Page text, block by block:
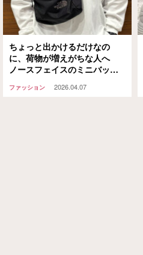
ちょっと出かけるだけなの
に、荷物が増えがちな人へ
ノースフェイスのミニバッグ
な…」
ファッション 2026.04.07